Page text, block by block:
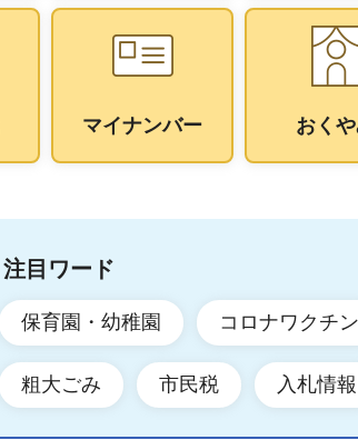
マイナンバー おく
注目ワード
保育園・幼稚園 コロナワクチン
粗大ごみ 市民税 入札情報